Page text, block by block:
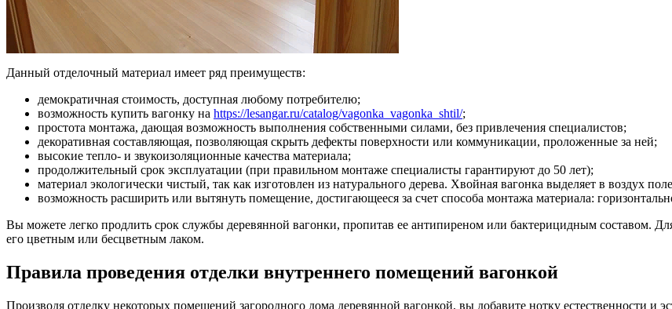
Данный отделочный материал имеет ряд преимуществ:
демократичная стоимость, доступная любому потребителю;
возможность купить вагонку на https://lesangar.ru/catalog/vagonka_vagonka_shtil/;
простота монтажа, дающая возможность выполнения собственными силами, без привлечения специалистов;
декоративная составляющая, позволяющая скрыть дефекты поверхности или коммуникации, проложенные за ней;
высокие тепло- и звукоизоляционные качества материала;
продолжительный срок эксплуатации (при правильном монтаже специалисты гарантируют до 50 лет);
материал экологически чистый, так как изготовлен из натурального дерева. Хвойная вагонка выделяет в воздух
возможность расширить или вытянуть помещение, достигающееся за счет способа монтажа материала:
Вы можете легко продлить срок службы деревянной вагонки, пропитав ее антипиреном или бактерицидным составом.
его цветным или бесцветным лаком.
Правила проведения отделки внутреннего помещений вагонкой
Производя отделку некоторых помещений загородного дома деревянной вагонкой, вы добавите нотку естественности и